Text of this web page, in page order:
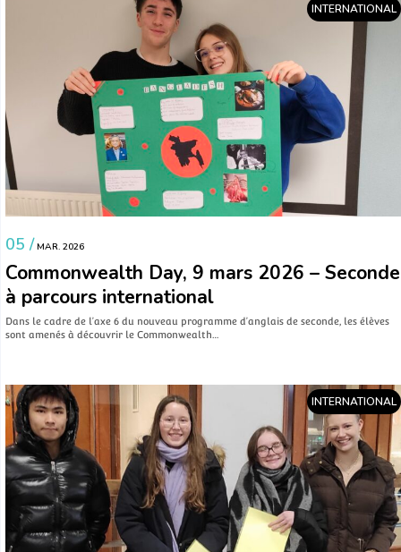
INTERNATIONAL
05 / MAR. 2026
Commonwealth Day, 9 mars 2026 – Seconde
à parcours international
Dans le cadre de l’axe 6 du nouveau programme d’anglais de seconde, les élèves
sont amenés à découvrir le Commonwealth…
INTERNATIONAL